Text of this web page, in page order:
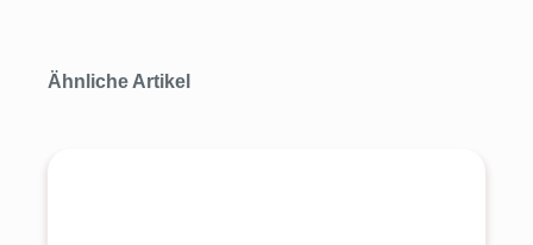
Produktgalerie überspringen
Ähnliche Artikel